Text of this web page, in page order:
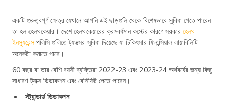
একটি গুরুত্বপূর্ণ ক্ষেত্র যেখানে আপনি এই ছাড়গুলি থেকে বিশেষভাবে সুবিধা পেতে পারেন
তা হল হেলথকেয়ার। দেশে হেলথকেয়ারের ক্রমবর্ধমান কস্টের কারণে সরকার হেলথ
ইনস্যুরেন্স পলিসি গুলিতে ট্যাক্সের সুবিধা দিয়েছে যা চিকিৎসার ফিনান্সিয়াল লায়াবিলিটি
অনেকটা কমাতে পারে।
60 বছর বা তার বেশি বয়সী ব্যক্তিরা 2022-23 এবং 2023-24 অর্থবর্ষের জন্য কিছু
সাধারণ ট্যাক্স ডিডাকশন এবং বেনিফিট পেতে পারেন।
স্ট্যান্ডার্ড ডিডাকশন